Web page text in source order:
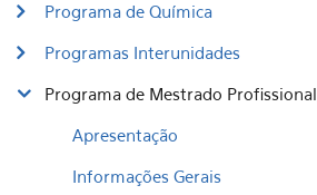
Programa de Química
Programas Interunidades
Programa de Mestrado Profissional
Apresentação
Informações Gerais